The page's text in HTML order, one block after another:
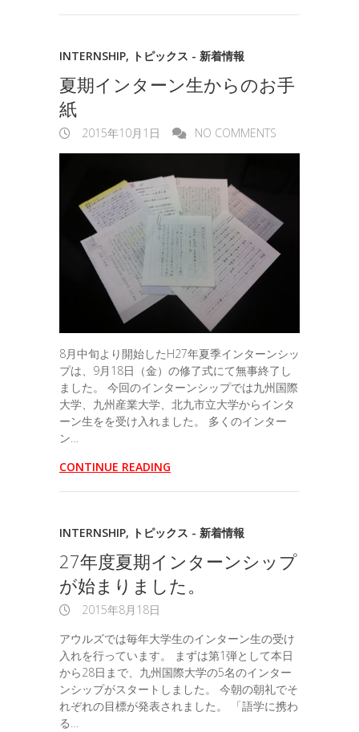
INTERNSHIP, トピックス - 新着情報
夏期インターン生からのお手
紙
2015年10月1日 NO COMMENTS
8月中旬より開始したH27年夏季インターンシッ
プは、9月18日（金）の修了式にて無事終了し
ました。 今回のインターンシップでは九州国際
大学、九州産業大学、北九市立大学からインタ
ーン生をを受け入れました。 多くのインター
ン…
CONTINUE READING
INTERNSHIP, トピックス - 新着情報
27年度夏期インターンシップ
が始まりました。
2015年8月18日
アウルズでは毎年大学生のインターン生の受け
入れを行っています。 まずは第1弾として本日
から28日まで、九州国際大学の5名のインター
ンシップがスタートしました。 今朝の朝礼でそ
れぞれの目標が発表されました。 「語学に携わ
る…